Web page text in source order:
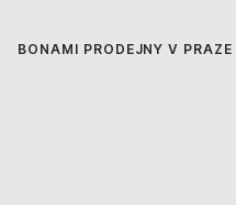
BONAMI PRODEJNY V PRAZE